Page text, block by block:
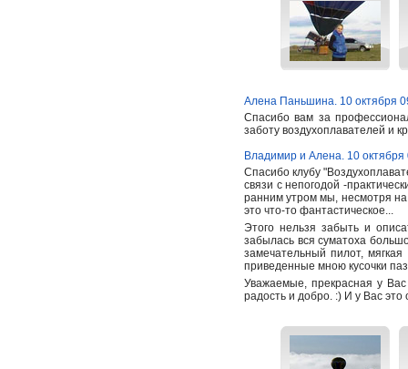
Алена Паньшина. 10 октября
Спасибо вам за
заботу воздухоплавателей и
Владимир и Алена. 10 октября
Спасибо клубу
связи с непогодой -
ранним утром мы, несмотря на
это что-то фантастическое...
Этого нельзя забыть и
забылась вся суматоха
замечательный пилот,
приведенные мною кусочки
Уважаемые, прекрасная у
радость и добро. :) И у Вас